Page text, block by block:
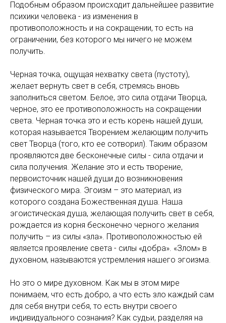
Подобным образом происходит дальнейшее развитие
психики человека - из изменения в
противоположность и на сокращении, то есть на
ограничении, без которого мы ничего не можем
получить.
Черная точка, ощущая нехватку света (пустоту),
желает вернуть свет в себя, стремясь вновь
заполниться светом. Белое, это сила отдачи Творца,
черное, это ее противоположность на сокращении
света. Черная точка это и есть корень нашей души,
которая называется Творением желающим получить
свет Творца (того, кто ее сотворил). Таким образом
проявляются две бесконечные силы - сила отдачи и
сила получения. Желание это и есть творение,
первоисточник нашей души до возникновения
физического мира. Эгоизм – это материал, из
которого создана Божественная душа. Наша
эгоистическая душа, желающая получить свет в себя,
рождается из корня бесконечно черного желания
получить – из силы «зла». Противоположностью ей
является проявление света - силы «добра». «Злом» в
духовном, называются устремления нашего эгоизма.
Но это о мире духовном. Как мы в этом мире
понимаем, что есть добро, а что есть зло каждый сам
для себя внутри себя, то есть внутри своего
индивидуального сознания? Как судьи, разделяя на